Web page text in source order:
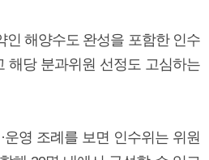
인 해양수도 완성을 포함한 인수
해당 분과위원 선정도 고심하는
운영 조례를 보면 인수위는 위원